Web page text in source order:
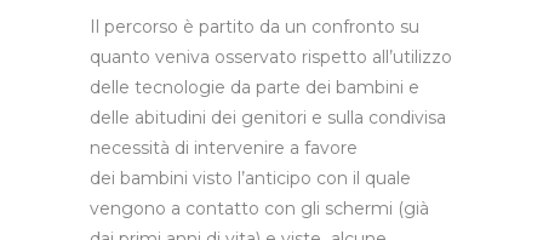
Il percorso è partito da un confronto su
quanto veniva osservato rispetto all’utilizzo
delle tecnologie da parte dei bambini e
delle abitudini dei genitori e sulla condivisa
necessità di intervenire a favore
dei bambini visto l’anticipo con il quale
vengono a contatto con gli schermi (già